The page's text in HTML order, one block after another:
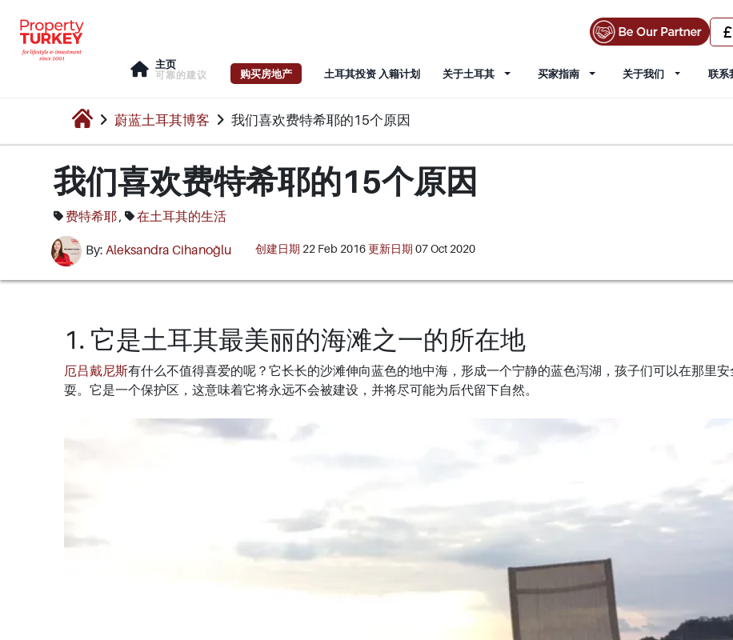
主页
可靠的建议 购买房地产 土耳其投资 入籍计划 关于土耳其 买家指南 关于我们 联系
蔚蓝土耳其博客 我们喜欢费特希耶的15个原因
费特希耶, 在土耳其的生活
我们喜欢费特希耶的15个原因
By:Aleksandra Cihanoğlu 创建日期 22 Feb 2016更新日期 07 Oct 2020
1. 它是土耳其最美丽的海滩之一的所在地
厄吕戴尼斯有什么不值得喜爱的呢？它长长的沙滩伸向蓝色的地中海，形成一个宁静的蓝色泻湖，孩子们可以在那里
耍。它是一个保护区，这意味着它将永远不会被建设，并将尽可能为后代留下自然。